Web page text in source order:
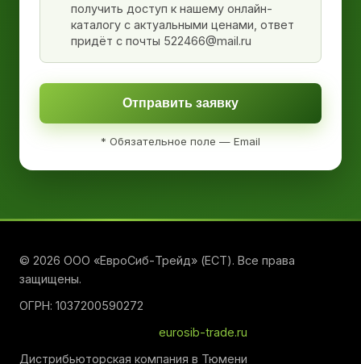
получить доступ к нашему онлайн-
каталогу с актуальными ценами, ответ
придёт с почты 522466@mail.ru
Отправить заявку
* Обязательное поле — Email
© 2026 ООО «ЕвроСиб-Трейд» (ЕСТ). Все права
защищены.
ОГРН: 1037200590272
eurosib-trade.ru
Дистрибьюторская компания в Тюмени